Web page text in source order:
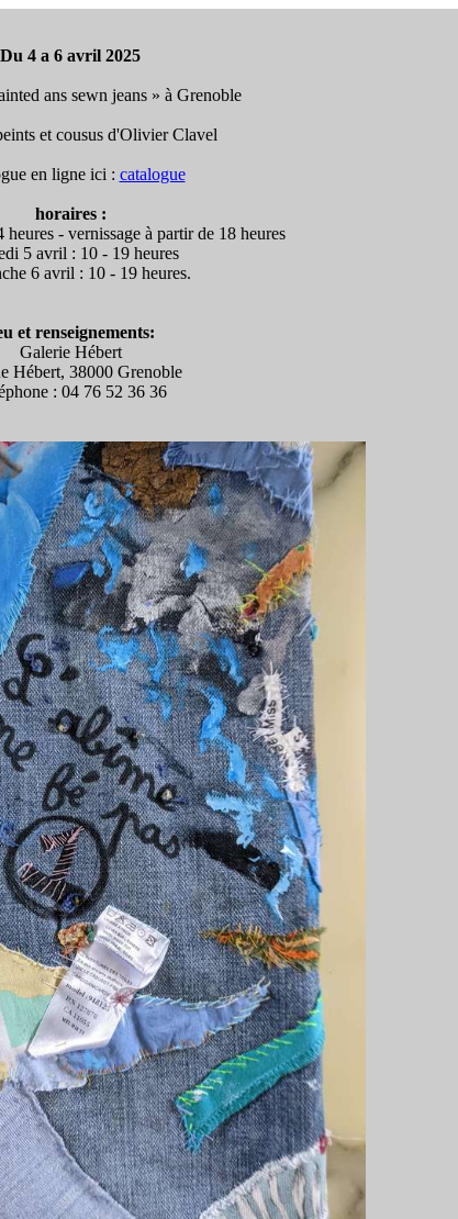
Du 4 a 6 avril 2025
ans sewn jeans » à Grenoble
et cousus d'Olivier Clavel
en ligne ici : catalogue
horaires :
- vernissage à partir de 18 heures
5 avril : 10 - 19 heures
6 avril : 10 - 19 heures.
et renseignements:
Galerie Hébert
Hébert, 38000 Grenoble
: 04 76 52 36 36